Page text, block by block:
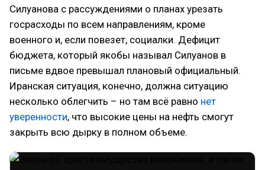
Силуанова с рассуждениями о планах урезать
госрасходы по всем направлениям, кроме
военного и, если повезет, социалки. Дефицит
бюджета, который якобы называл Силуанов в
письме вдвое превышал плановый официальный.
Иранская ситуация, конечно, должна ситуацию
несколько облегчить – но там всё равно нет
уверенности, что высокие цены на нефть смогут
закрыть всю дырку в полном объеме.